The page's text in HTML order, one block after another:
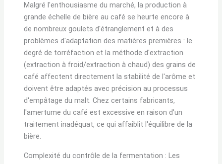
Malgré l'enthousiasme du marché, la production à
grande échelle de bière au café se heurte encore à
de nombreux goulets d'étranglement et à des
problèmes d'adaptation des matières premières : le
degré de torréfaction et la méthode d'extraction
(extraction à froid/extraction à chaud) des grains de
café affectent directement la stabilité de l'arôme et
doivent être adaptés avec précision au processus
d'empâtage du malt. Chez certains fabricants,
l'amertume du café est excessive en raison d'un
traitement inadéquat, ce qui affaiblit l'équilibre de la
bière.
Complexité du contrôle de la fermentation : Les